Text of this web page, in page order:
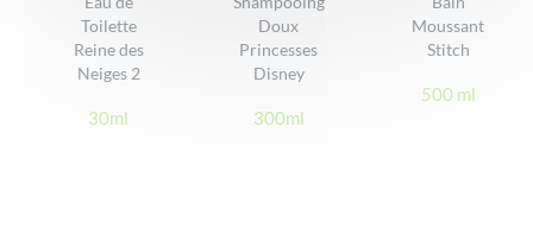
DONNER VOTRE AVIS
Toilette
Reine des
Neiges 2
30ml
Doux
Princesses
Disney
300ml
Moussant
Stitch
500 ml